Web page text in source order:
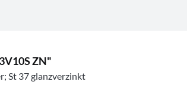
ZN"
St 37 glanzverzinkt